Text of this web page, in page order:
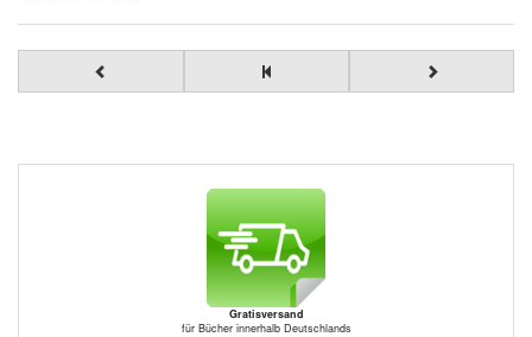
Gratisversand
für Bücher innerhalb Deutschlands